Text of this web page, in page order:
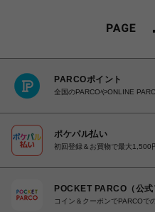
PARCOポイント
全国のPARCOやONLINE
ポケパル払い
初回登録＆お買物で最大1,500
POCKET PARCO（公式
コイン＆クーポンでPARCOで